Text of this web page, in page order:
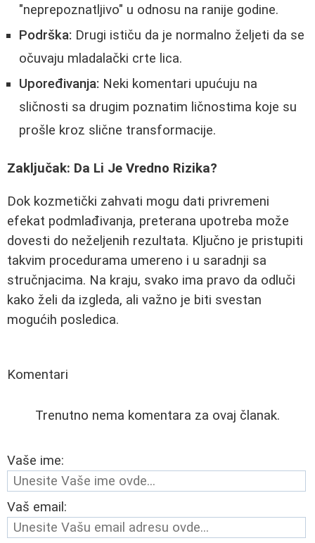
"neprepoznatljivo" u odnosu na ranije godine.
Podrška: Drugi ističu da je normalno željeti da se
očuvaju mladalački crte lica.
Upoređivanja: Neki komentari upućuju na
sličnosti sa drugim poznatim ličnostima koje su
prošle kroz slične transformacije.
Zaključak: Da Li Je Vredno Rizika?
Dok kozmetički zahvati mogu dati privremeni
efekat podmlađivanja, preterana upotreba može
dovesti do neželjenih rezultata. Ključno je pristupiti
takvim procedurama umereno i u saradnji sa
stručnjacima. Na kraju, svako ima pravo da odluči
kako želi da izgleda, ali važno je biti svestan
mogućih posledica.
Komentari
Trenutno nema komentara za ovaj članak.
Vaše ime:
Vaš email: